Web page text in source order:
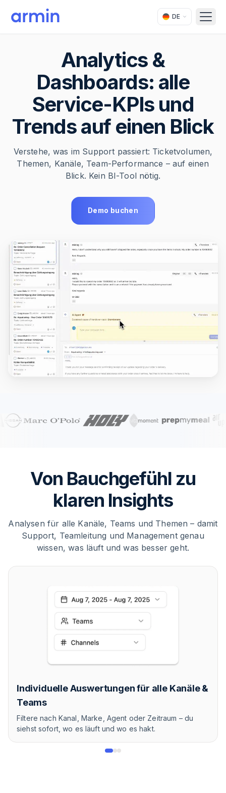
DE
Analytics &
Dashboards: alle
Service-KPIs und
Trends auf einen Blick
Verstehe, was im Support passiert: Ticketvolumen,
Themen, Kanäle, Team-Performance – auf einen
Blick. Kein BI-Tool nötig.
Demo buchen
Von Bauchgefühl zu
klaren Insights
Analysen für alle Kanäle, Teams und Themen – damit
Support, Teamleitung und Management genau
wissen, was läuft und was besser geht.
Individuelle Auswertungen für alle Kanäle &
Teams
Filtere nach Kanal, Marke, Agent oder Zeitraum – du
siehst sofort, wo es läuft und wo es hakt.